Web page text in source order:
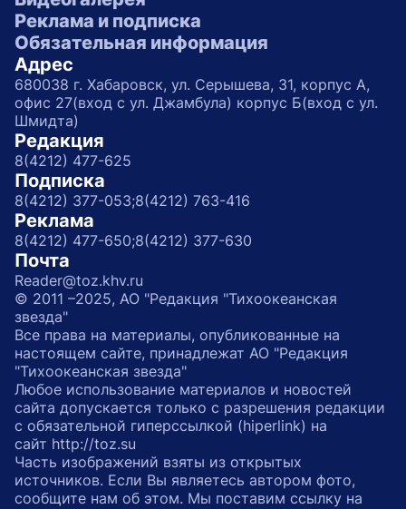
Реклама и подписка
Обязательная информация
Адрес
680038 г. Хабаровск, ул. Серышева, 31, корпус А,
офис 27(вход с ул. Джамбула) корпус Б(вход с ул.
Шмидта)
Редакция
8(4212) 477-625
Подписка
8(4212) 377-053;8(4212) 763-416
Реклама
8(4212) 477-650;8(4212) 377-630
Почта
Reader@toz.khv.ru
© 2011 –2025, АО "Редакция "Тихоокеанская
звезда"
Все права на материалы, опубликованные на
настоящем сайте, принадлежат АО "Редакция
"Тихоокеанская звезда"
Любое использование материалов и новостей
сайта допускается только с разрешения редакции
с обязательной гиперссылкой (hiperlink) на
сайт http://toz.su
Часть изображений взяты из открытых
источников. Если Вы являетесь автором фото,
сообщите нам об этом. Мы поставим ссылку на